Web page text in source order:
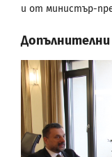
и от министър-
Допълнителни